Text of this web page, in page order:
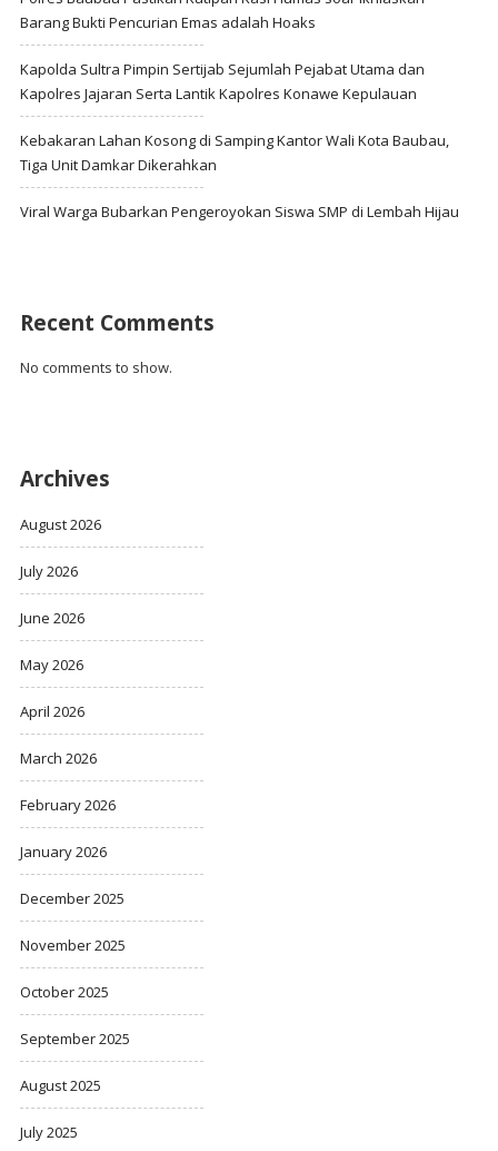
Barang Bukti Pencurian Emas adalah Hoaks
Kapolda Sultra Pimpin Sertijab Sejumlah Pejabat Utama dan
Kapolres Jajaran Serta Lantik Kapolres Konawe Kepulauan
Kebakaran Lahan Kosong di Samping Kantor Wali Kota Baubau,
Tiga Unit Damkar Dikerahkan
Viral Warga Bubarkan Pengeroyokan Siswa SMP di Lembah Hijau
Recent Comments
No comments to show.
Archives
August 2026
July 2026
June 2026
May 2026
April 2026
March 2026
February 2026
January 2026
December 2025
November 2025
October 2025
September 2025
August 2025
July 2025